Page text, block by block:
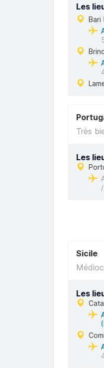
Les
Bari
Très
Les
Sicile
Les